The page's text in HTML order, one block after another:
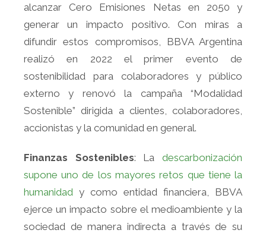
alcanzar Cero Emisiones Netas en 2050 y
generar un impacto positivo. Con miras a
difundir estos compromisos, BBVA Argentina
realizó en 2022 el primer evento de
sostenibilidad para colaboradores y público
externo y renovó la campaña “Modalidad
Sostenible” dirigida a clientes, colaboradores,
accionistas y la comunidad en general.
Finanzas Sostenibles: Ladescarbonización
supone uno de los mayores retos que tiene la
humanidad y como entidad financiera, BBVA
ejerce un impacto sobre el medioambiente y la
sociedad de manera indirecta a través de su